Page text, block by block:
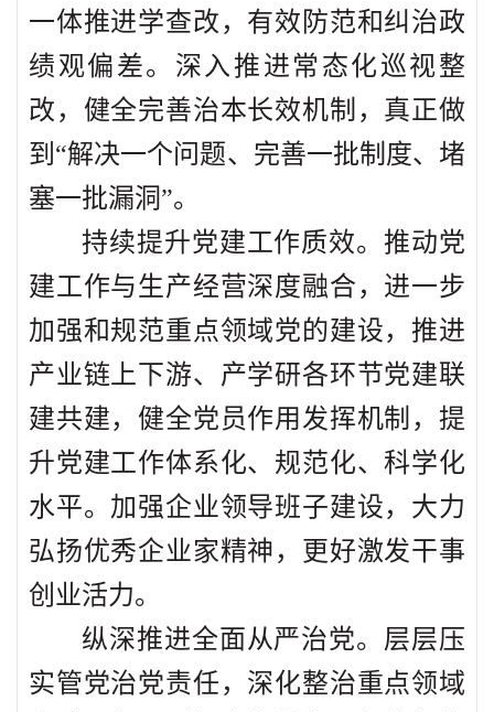
一体推进学查改，有效防范和纠治政
绩观偏差。深入推进常态化巡视整
改，健全完善治本长效机制，真正做
到“解决一个问题、完善一批制度、堵
塞一批漏洞”。
持续提升党建工作质效。推动党
建工作与生产经营深度融合，进一步
加强和规范重点领域党的建设，推进
产业链上下游、产学研各环节党建联
建共建，健全党员作用发挥机制，提
升党建工作体系化、规范化、科学化
水平。加强企业领导班子建设，大力
弘扬优秀企业家精神，更好激发干事
创业活力。
纵深推进全面从严治党。层层压
实管党治党责任，深化整治重点领域